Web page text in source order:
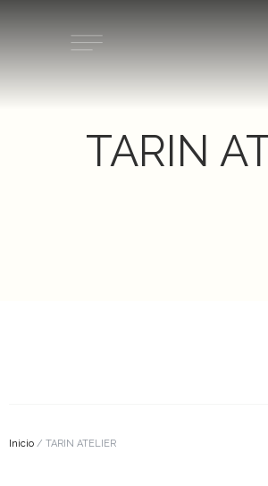
TARIN
Inicio / TARIN ATELIER